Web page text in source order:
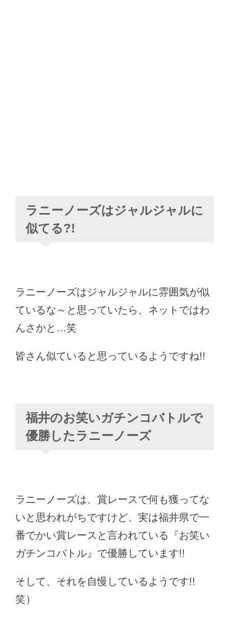
ラニーノーズはジャルジャルに
似てる?!
ラニーノーズはジャルジャルに雰囲気が似
ているな～と思っていたら、ネットではわ
んさかと…笑
皆さん似ていると思っているようですね!!
福井のお笑いガチンコバトルで
優勝したラニーノーズ
ラニーノーズは、賞レースで何も獲ってな
いと思われがちですけど、実は福井県で一
番でかい賞レースと言われている『お笑い
ガチンコバトル』で優勝しています!!
そして、それを自慢しているようです!!
笑）